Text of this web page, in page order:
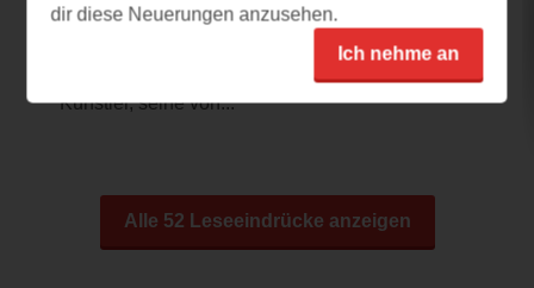
Dichte, leuchtende Beschreibungen
Das besondere Licht Südfrankreichs, ein
(impressionistischer ?) verschrobener
Künstler, seine von...
Alle 52 Leseeindrücke anzeigen
dir diese Neuerungen anzusehen.
Ich nehme an